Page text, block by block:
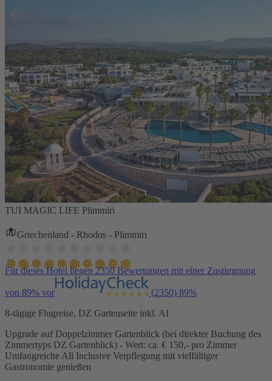
TUI MAGIC LIFE Plimmiri
Griechenland - Rhodos - Plimmiri
Für dieses Hotel liegen 2350 Bewertungen mit einer Zustimmung
von 89% vor (2350) 89%
8-tägige Flugreise, DZ Gartenseite inkl. AI
Upgrade auf Doppelzimmer Gartenblick (bei direkter Buchung des
Zimmertyps DZ Gartenblick) - Wert: ca. € 150,- pro Zimmer
Umfangreiche All Inclusive Verpflegung mit vielfältiger
Gastronomie genießen